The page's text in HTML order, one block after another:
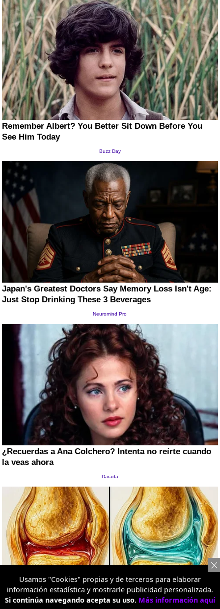
Usamos "Cookies" propias y de terceros para elaborar
información estadística y mostrarle publicidad personalizada.
Si continúa navegando acepta su uso. Más información aquí